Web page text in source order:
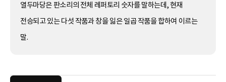
열두마당은 판소리의 전체 레퍼토리 숫자를 말하는데, 현재
전승되고 있는 다섯 작품과 창을 잃은 일곱 작품을 합하여 이르는
말.